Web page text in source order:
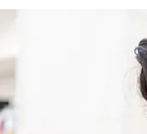
土日祝休み
15時までのお仕事